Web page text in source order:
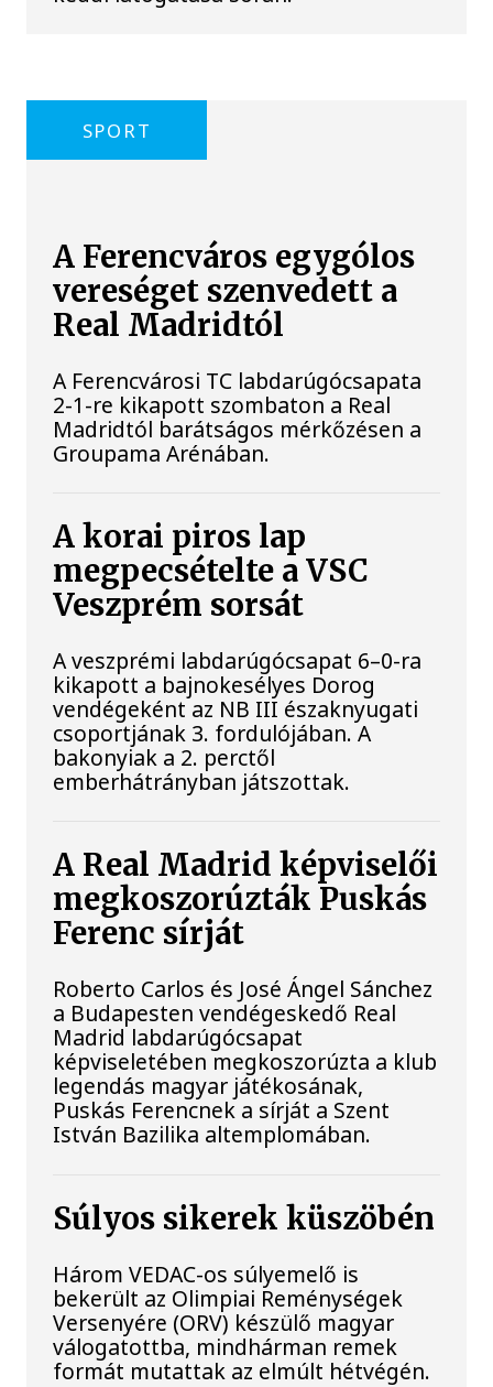
SPORT
A Ferencváros egygólos
vereséget szenvedett a
Real Madridtól
A Ferencvárosi TC labdarúgócsapata
2-1-re kikapott szombaton a Real
Madridtól barátságos mérkőzésen a
Groupama Arénában.
A korai piros lap
megpecsételte a VSC
Veszprém sorsát
A veszprémi labdarúgócsapat 6–0-ra
kikapott a bajnokesélyes Dorog
vendégeként az NB III északnyugati
csoportjának 3. fordulójában. A
bakonyiak a 2. perctől
emberhátrányban játszottak.
A Real Madrid képviselői
megkoszorúzták Puskás
Ferenc sírját
Roberto Carlos és José Ángel Sánchez
a Budapesten vendégeskedő Real
Madrid labdarúgócsapat
képviseletében megkoszorúzta a klub
legendás magyar játékosának,
Puskás Ferencnek a sírját a Szent
István Bazilika altemplomában.
Súlyos sikerek küszöbén
Három VEDAC-os súlyemelő is
bekerült az Olimpiai Reménységek
Versenyére (ORV) készülő magyar
válogatottba, mindhárman remek
formát mutattak az elmúlt hétvégén.